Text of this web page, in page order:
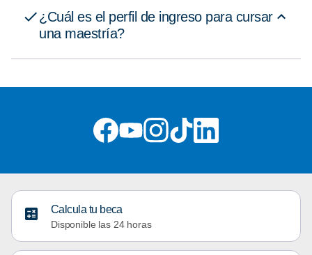
¿Cuál es el perfil de ingreso para cursar
una maestría?
Calcula tu beca
Disponible las 24 horas